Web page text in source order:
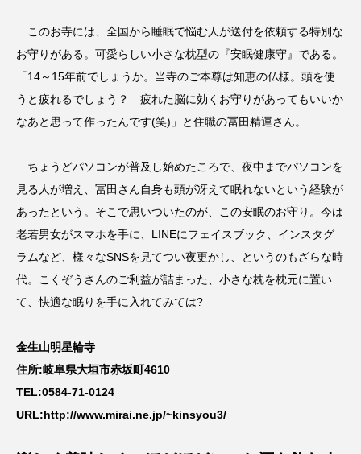
このお寺には、全国から睡眠で悩む人が送付を依頼する特別な
お守りがある。可愛らしい小さな枕型の『安眠健康守』である。
「14～15年前でしょうか。当寺のご本尊は知恵の仏様。頭を使
うと疲れるでしょう？ 疲れた脳に効くお守りがあってもいいか
なあと思って作ったんです(笑)」と住職の冨田精運さん。
ちょうどパソコンが普及し始めたころで、夜中までパソコンを
見る人が増え、冨田さん自身も頭が冴えて眠れないという経験が
あったという。そこで思いついたのが、この安眠のお守り。今は
老若男女がスマホを手に、LINEにフェイスブック、インスタグ
ラムなど、様々なSNSを見てつい夜更かし、というのもざらな時
代。こくぞうさんのご利益が詰まった、小さな枕を枕元に置い
て、快適な眠りを手に入れてみては?
金生山明星輪寺
住所:岐阜県大垣市赤坂町4610
TEL:0584-71-0124
URL:http://www.mirai.ne.jp/~kinsyou3/